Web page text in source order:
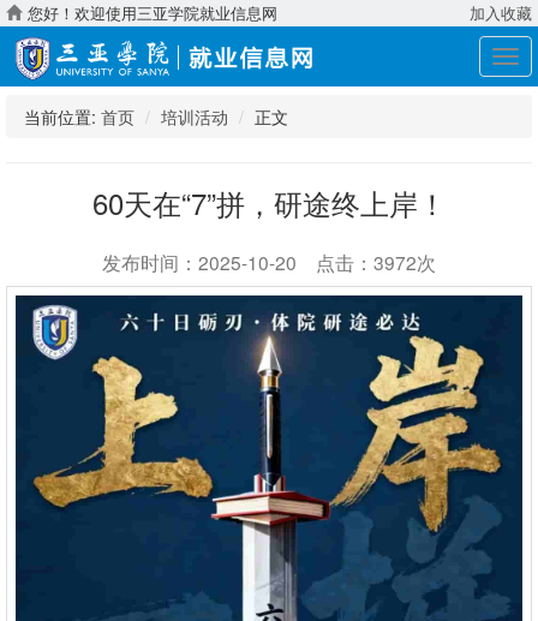
您好！欢迎使用三亚学院就业信息网 加入收藏
展
开
当前位置: 首页 培训活动 正文
60天在“7”拼，研途终上岸！
发布时间：2025-10-20 点击：3972次